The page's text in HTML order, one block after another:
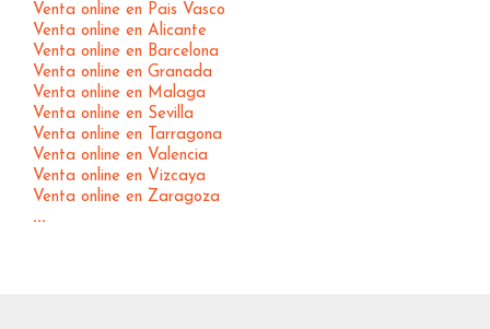
Venta online en Pais Vasco
Venta online en Alicante
Venta online en Barcelona
Venta online en Granada
Venta online en Malaga
Venta online en Sevilla
Venta online en Tarragona
Venta online en Valencia
Venta online en Vizcaya
Venta online en Zaragoza
...